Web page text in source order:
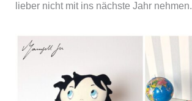
lieber nicht mit ins nächste Jahr nehmen.